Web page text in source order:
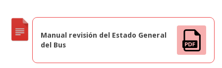
Manual revisión del Estado General
del Bus